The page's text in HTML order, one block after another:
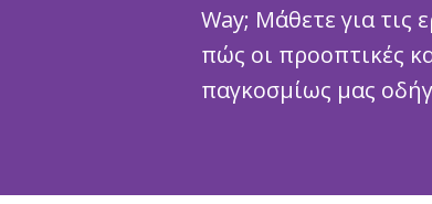
Way; Μάθετε για τις
πώς οι προοπτικές
παγκοσμίως μας